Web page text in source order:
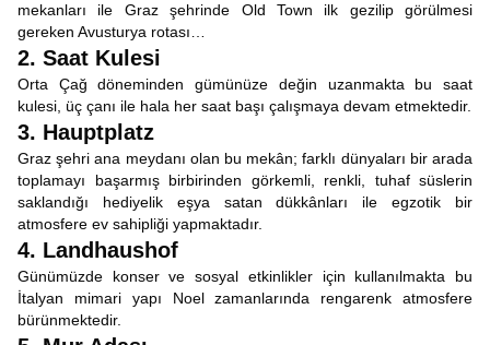
mekanları ile Graz şehrinde Old Town ilk gezilip görülmesi
gereken Avusturya rotası…
2. Saat Kulesi
Orta Çağ döneminden gümünüze değin uzanmakta bu saat
kulesi, üç çanı ile hala her saat başı çalışmaya devam etmektedir.
3. Hauptplatz
Graz şehri ana meydanı olan bu mekân; farklı dünyaları bir arada
toplamayı başarmış birbirinden görkemli, renkli, tuhaf süslerin
saklandığı hediyelik eşya satan dükkânları ile egzotik bir
atmosfere ev sahipliği yapmaktadır.
4. Landhaushof
Günümüzde konser ve sosyal etkinlikler için kullanılmakta bu
İtalyan mimari yapı Noel zamanlarında rengarenk atmosfere
bürünmektedir.